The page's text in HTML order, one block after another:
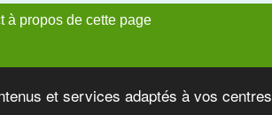
et services adaptés à vos centres
à propos de cette page